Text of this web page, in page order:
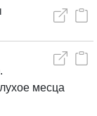
месца